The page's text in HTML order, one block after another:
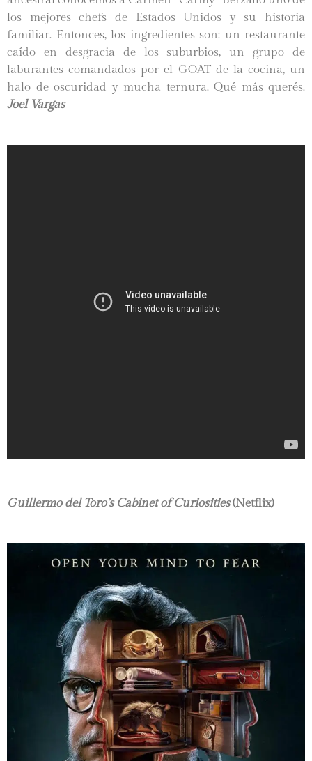
los mejores chefs de Estados Unidos y su historia
familiar. Entonces, los ingredientes son: un restaurante
caído en desgracia de los suburbios, un grupo de
laburantes comandados por el GOAT de la cocina, un
halo de oscuridad y mucha ternura. Qué más querés.
Joel Vargas
Guillermo del Toro’s Cabinet of Curiosities(Netflix)